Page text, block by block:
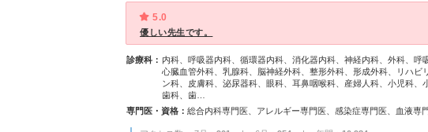
5.0
優しい先生です。
診療科： 内科、呼吸器内科、循環器内科、消化器内科、神経内科、外科、呼
心臓血管外科、乳腺科、脳神経外科、整形外科、形成外科、リハビ
ン科、皮膚科、泌尿器科、眼科、耳鼻咽喉科、産婦人科、小児科、
歯科、歯…
専門医・資格：